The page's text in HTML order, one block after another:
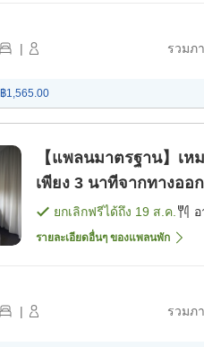
| รวมภ
฿1,565.00
【แพลนมาตรฐาน】เ
เพียง 3 นาทีจากทางอ
ยกเลิกฟรีได้ถึง 19 ส.ค.
รายละเอียดอื่นๆ ของแพลนพัก
| รวมภ